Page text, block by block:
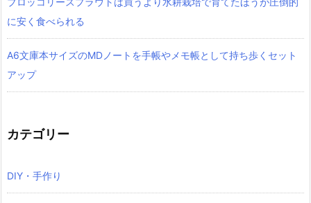
に安く食べられる
A6文庫本サイズのMDノートを手帳やメモ帳として持ち歩くセット
アップ
カテゴリー
DIY・手作り